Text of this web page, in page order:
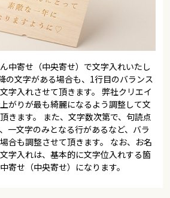
中寄せ（中央寄せ）で文字入れいたし
の文字がある場合も、1行目のバランス
字入れさせて頂きます。 弊社クリエイ
がりが最も綺麗になるよう調整して文
きます。 また、文字数次第で、句読点
一文字のみとなる行があるなど、バラ
合も調整させて頂きます。 なお、お名
字入れは、基本的に文字位入れする箇
寄せ（中央寄せ）になります。